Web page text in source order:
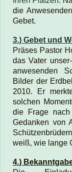
die
Gebet.
3.) Gebet und
Präses Pastor
das Vater
anwesenden
Bilder der
2010. Er
solchen
die Frage
Gedanken von
weiß, wie lange
4.)